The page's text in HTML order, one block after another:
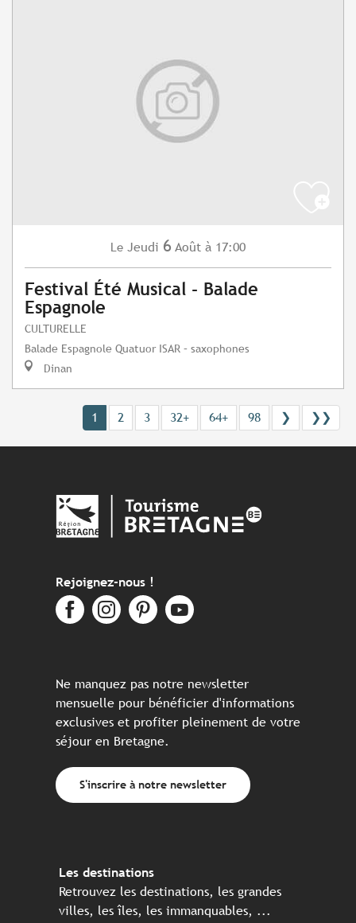
Le Jeudi 6 Août à 17:00
Festival Été Musical - Balade
Espagnole
CULTURELLE
Balade Espagnole Quatuor ISAR – saxophones
Dinan
1 2 3 32+ 64+ 98 ❯ ❯❯
Rejoignez-nous !
Ne manquez pas notre newsletter
mensuelle pour bénéficier d'informations
exclusives et profiter pleinement de votre
séjour en Bretagne.
S'inscrire à notre newsletter
Les destinations
Retrouvez les destinations, les grandes
villes, les îles, les immanquables, ...